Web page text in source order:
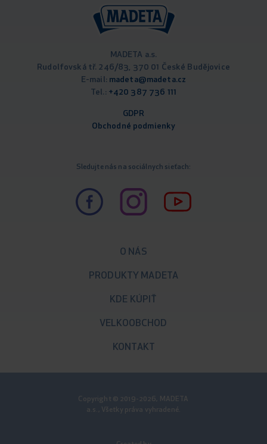
MADETA a.s.
Rudolfovská tř. 246/83, 370 01 České Budějovice
E-mail: madeta@madeta.cz
Tel.: +420 387 736 111
GDPR
Obchodné podmienky
Sledujte nás na sociálnych sieťach:
O NÁS
PRODUKTY MADETA
KDE KÚPIŤ
VELKOOBCHOD
KONTAKT
Copyright © 2019-2026, MADETA
a.s., Všetky práva vyhradené.